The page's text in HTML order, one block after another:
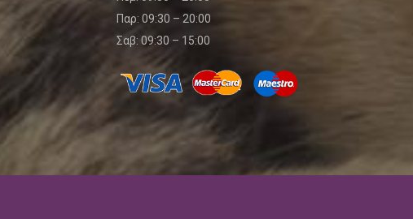
Παρ: 09:30 – 20:00
Σαβ: 09:30 – 15:00